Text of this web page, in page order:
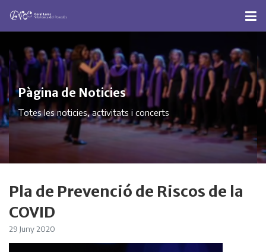
Pàgina de Noticies
Totes les noticies, activitats i concerts
Pla de Prevenció de Riscos de la
COVID
29 Juny 2020